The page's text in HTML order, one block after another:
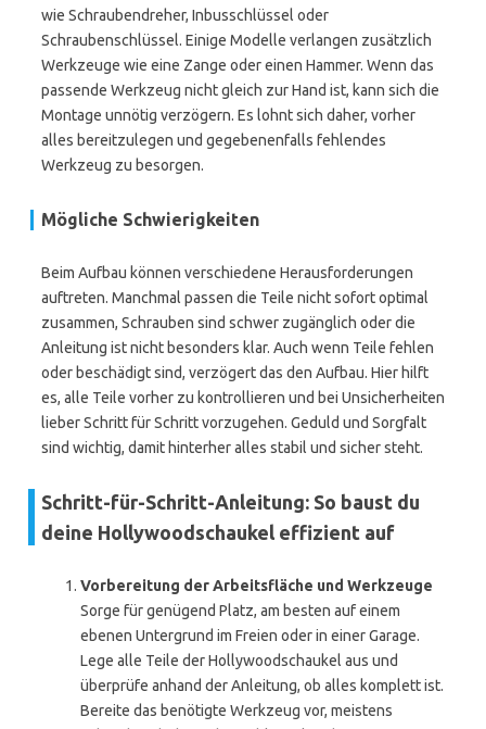
wie Schraubendreher, Inbusschlüssel oder
Schraubenschlüssel. Einige Modelle verlangen zusätzlich
Werkzeuge wie eine Zange oder einen Hammer. Wenn das
passende Werkzeug nicht gleich zur Hand ist, kann sich die
Montage unnötig verzögern. Es lohnt sich daher, vorher
alles bereitzulegen und gegebenenfalls fehlendes
Werkzeug zu besorgen.
Mögliche Schwierigkeiten
Beim Aufbau können verschiedene Herausforderungen
auftreten. Manchmal passen die Teile nicht sofort optimal
zusammen, Schrauben sind schwer zugänglich oder die
Anleitung ist nicht besonders klar. Auch wenn Teile fehlen
oder beschädigt sind, verzögert das den Aufbau. Hier hilft
es, alle Teile vorher zu kontrollieren und bei Unsicherheiten
lieber Schritt für Schritt vorzugehen. Geduld und Sorgfalt
sind wichtig, damit hinterher alles stabil und sicher steht.
Schritt-für-Schritt-Anleitung: So baust du
deine Hollywoodschaukel effizient auf
Vorbereitung der Arbeitsfläche und Werkzeuge
Sorge für genügend Platz, am besten auf einem
ebenen Untergrund im Freien oder in einer Garage.
Lege alle Teile der Hollywoodschaukel aus und
überprüfe anhand der Anleitung, ob alles komplett ist.
Bereite das benötigte Werkzeug vor, meistens